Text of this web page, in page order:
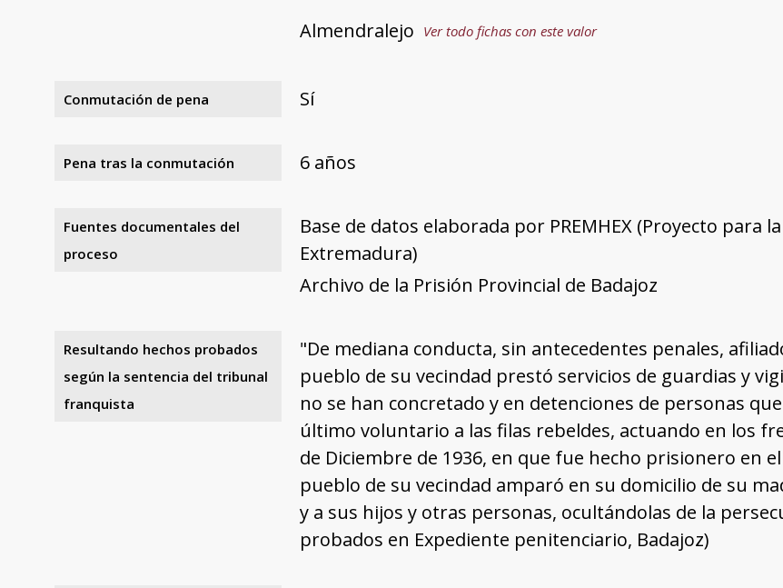
Almendralejo Ver todo fichas con este valor
Conmutación de pena Sí
Pena tras la conmutación 6 años
Fuentes documentales del
proceso
Base de datos elaborada por PREMHEX (Proyecto para
Extremadura)
Archivo de la Prisión Provincial de Badajoz
Resultando hechos probados
según la sentencia del tribunal
franquista
"De mediana conducta, sin antecedentes penales,
pueblo de su vecindad prestó servicios de guardias y
no se han concretado y en detenciones de personas
último voluntario a las filas rebeldes, actuando en los
de Diciembre de 1936, en que fue hecho prisionero en
pueblo de su vecindad amparó en su domicilio de su
y a sus hijos y otras personas, ocultándolas de la
probados en Expediente penitenciario, Badajoz)